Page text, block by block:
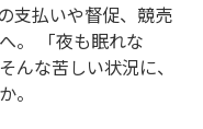
支払いや督促、競売
。 「夜も眠れな
な苦しい状況に、
。